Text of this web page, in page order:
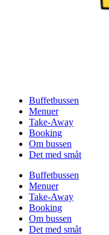
Buffetbussen
Menuer
Take-Away
Booking
Om bussen
Det med småt
Buffetbussen
Menuer
Take-Away
Booking
Om bussen
Det med småt